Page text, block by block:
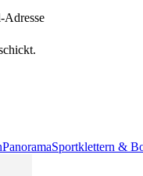
PanoramaSportklettern &